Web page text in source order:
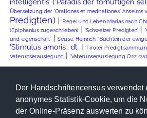
Der Handschriftencensus verwendet
anonymes Statistik-Cookie, um die
der Online-Präsenz auswerten zu
intelligentis' ('Paradis der fornuftigen
Übersetzung der 'Orationes et meditationes' Anselms
Predigt(en) |'Regel und Leben Marias nach
(Epiphanius zugeschrieben) | 'Schweizer Predigten' |
und eigenschaft' |Seuse, Heinrich: 'Büchlein der
'Stimulus amoris', dt. |'Tiroler
Vaterunserauslegung | 'Vaterunserauslegung Daz